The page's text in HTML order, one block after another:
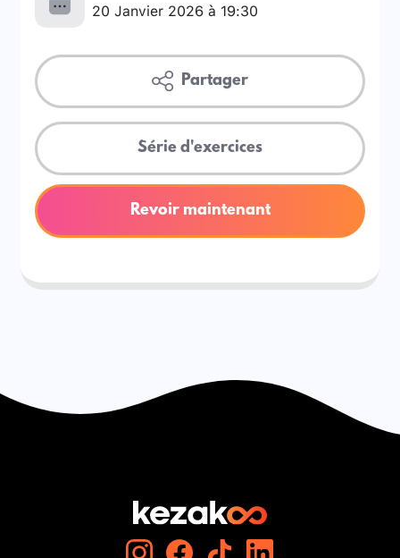
20 Janvier 2026 à 19:30
Partager
Série d'exercices
Revoir maintenant